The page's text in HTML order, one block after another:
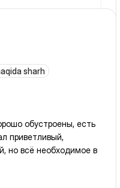
sharh
обустроены, есть
приветливый,
но всё необходимое в